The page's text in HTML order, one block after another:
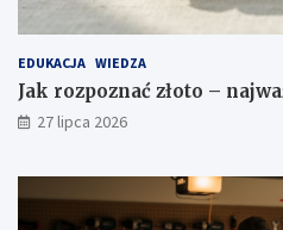
EDUKACJA WIEDZA
Jak rozpoznać złoto –
27 lipca 2026